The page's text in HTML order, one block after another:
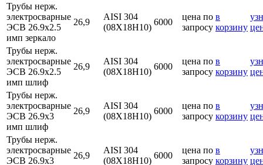
Трубы нерж.
электросварные
ЭСВ 26.9х2.5
имп зеркало
26,9
AISI 304
(08Х18Н10)
6000
цена по
запросу
в
корзину
Трубы нерж.
электросварные
ЭСВ 26.9х2.5
имп шлиф
26,9
AISI 304
(08Х18Н10)
6000
цена по
запросу
в
корзину
Трубы нерж.
электросварные
ЭСВ 26.9х3
имп шлиф
26,9
AISI 304
(08Х18Н10)
6000
цена по
запросу
в
корзину
Трубы нерж.
электросварные
ЭСВ 26.9х3
26,9
AISI 304
(08Х18Н10)
6000
цена по
запросу
в
корзину